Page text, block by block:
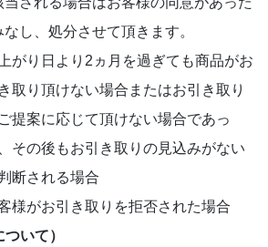
なし、処分させて頂きます。
がり日より2ヵ月を過ぎても商品がお
取り頂けない場合またはお引き取り
提案に応じて頂けない場合であっ
その後もお引き取りの見込みがない
断される場合
様がお引き取りを拒否された場合
いて）